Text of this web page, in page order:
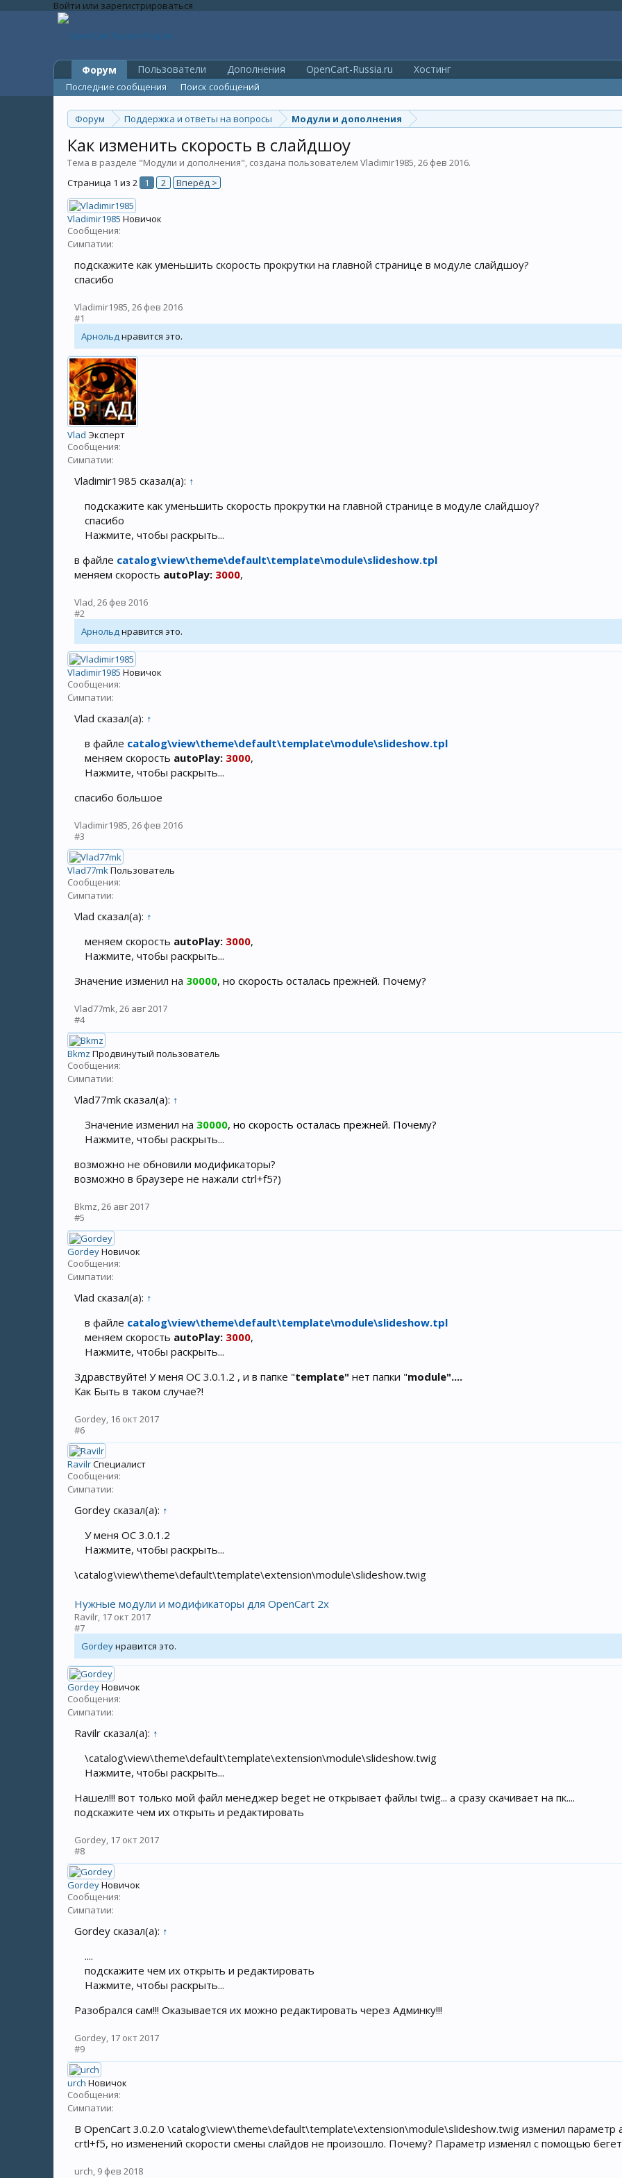
Войти или зарегистрироваться
Форум Поддержка и ответы на вопросы Модули и дополнения
Как изменить скорость в слайдшоу
Тема в разделе "Модули и дополнения", создана пользователем Vladimir1985,26 фев 2016.
Страница 1 из 2
1 2 Вперёд >
Vladimir1985 Новичок
Сообщения:
Симпатии:
подскажите как уменьшить скорость прокрутки на главной странице в модуле слайдшоу?
спасибо
Vladimir1985,26 фев 2016
#1
Арнольднравится это.
Vlad Эксперт
Сообщения:
Симпатии:
Vladimir1985 сказал(а): ↑
подскажите как уменьшить скорость прокрутки на главной странице в модуле слайдшоу?
спасибо
Нажмите, чтобы раскрыть...
в файле catalog\view\theme\default\template\module\slideshow.tpl
меняем скорость autoPlay: 3000,
Vlad,26 фев 2016
#2
Арнольднравится это.
Vladimir1985 Новичок
Сообщения:
Симпатии:
Vlad сказал(а): ↑
в файле catalog\view\theme\default\template\module\slideshow.tpl
меняем скорость autoPlay: 3000,
Нажмите, чтобы раскрыть...
спасибо большое
Vladimir1985,26 фев 2016
#3
Vlad77mkПользователь
Сообщения:
Симпатии:
Vlad сказал(а): ↑
меняем скорость autoPlay: 3000,
Нажмите, чтобы раскрыть...
Значение изменил на 30000, но скорость осталась прежней. Почему?
Vlad77mk,26 авг 2017
#4
Bkmz Продвинутый пользователь
Сообщения:
Симпатии:
Vlad77mk сказал(а): ↑
Значение изменил на 30000, но скорость осталась прежней. Почему?
Нажмите, чтобы раскрыть...
возможно не обновили модификаторы?
возможно в браузере не нажали ctrl+f5?)
Bkmz,26 авг 2017
#5
GordeyНовичок
Сообщения:
Симпатии:
Vlad сказал(а): ↑
в файле catalog\view\theme\default\template\module\slideshow.tpl
меняем скорость autoPlay: 3000,
Нажмите, чтобы раскрыть...
Здравствуйте! У меня OC 3.0.1.2 , и в папке "template" нет папки "module"....
Как Быть в таком случае?!
Gordey, 16 окт 2017
#6
RavilrСпециалист
Сообщения:
Симпатии:
Gordey сказал(а): ↑
У меня OC 3.0.1.2
Нажмите, чтобы раскрыть...
\catalog\view\theme\default\template\extension\module\slideshow.twig
Нужные модули и модификаторы для OpenCart 2x
Ravilr, 17 окт 2017
#7
Gordeyнравится это.
GordeyНовичок
Сообщения:
Симпатии:
Ravilr сказал(а): ↑
\catalog\view\theme\default\template\extension\module\slideshow.twig
Нажмите, чтобы раскрыть...
Нашел!!! вот только мой файл менеджер beget не открывает файлы twig... а сразу скачивает на пк....
подскажите чем их открыть и редактировать
Gordey, 17 окт 2017
#8
GordeyНовичок
Сообщения:
Симпатии:
Gordey сказал(а): ↑
....
подскажите чем их открыть и редактировать
Нажмите, чтобы раскрыть...
Разобрался сам!!! Оказывается их можно редактировать через Админку!!!
Gordey, 17 окт 2017
#9
urch Новичок
Сообщения:
Симпатии:
В OpenCart 3.0.2.0 \catalog\view\theme\default\template\extension\module\slideshow.twig изменил параметр
crtl+f5, но изменений скорости смены слайдов не произошло. Почему? Параметр изменял с помощью
urch, 9 фев 2018
Форум
Последние сообщения Поиск сообщений
Пользователи Дополнения OpenCart-Russia.ru Хостинг